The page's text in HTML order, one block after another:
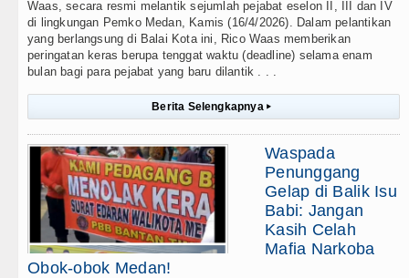
Waas, secara resmi melantik sejumlah pejabat eselon II, III dan IV
di lingkungan Pemko Medan, Kamis (16/4/2026). Dalam pelantikan
yang berlangsung di Balai Kota ini, Rico Waas memberikan
peringatan keras berupa tenggat waktu (deadline) selama enam
bulan bagi para pejabat yang baru dilantik . . .
Berita Selengkapnya ▸
Waspada
Penunggang
Gelap di Balik Isu
Babi: Jangan
Kasih Celah
Mafia Narkoba
Obok-obok Medan!